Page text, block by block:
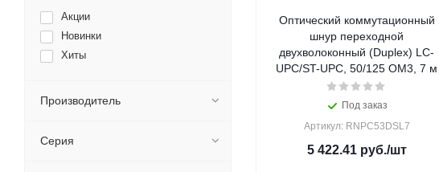
Оптический коммутационный
шнур переходной
двухволоконный (Duplex) LC-
UPC/ST-UPC, 50/125 OM3, 7 м
Под заказ
Артикул: RNPC53DSL7
5 422.41руб./шт
Акции
Новинки
Хиты
Производитель
Серия